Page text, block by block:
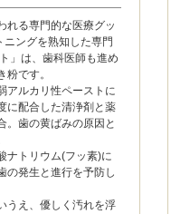
れる専門的な医療グッ
ングを熟知した専門
」は、歯科医師も進め
です。
アルカリ性ペーストに
に配合した清浄剤と薬
。歯の黄ばみの原因と
ナトリウム(フッ素)に
の発生と進行を予防し
うえ、優しく汚れを浮